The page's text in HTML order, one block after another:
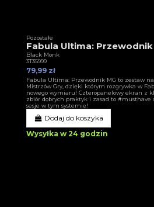
Pozostałe
Fabula Ultima: Przewodnik
Black Monk
3T35999
79,99 zł
Fabula Ultima: Przewodnik MG to zestaw
Mistrzów Gry, dzięki którym rozgrywka w
nowego wymiaru! Czteropanelowy ekran z
zbiór dobrych praktyk i zasad to #musthave
sesje w tym systemie!
Dodaj do koszyka
Wysyłka w 24 godzin